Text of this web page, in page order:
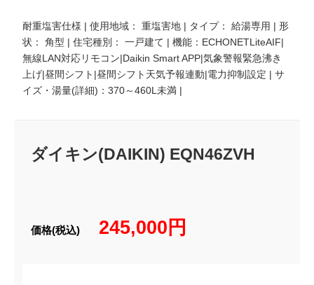
耐重塩害仕様 | 使用地域： 重塩害地 | タイプ： 給湯専用 | 形
状： 角型 | 住宅種別： 一戸建て | 機能：ECHONETLiteAIF|
無線LAN対応リモコン|Daikin Smart APP|気象警報緊急沸き
上げ|昼間シフト|昼間シフト天気予報連動|電力抑制設定 | サ
イズ・湯量(詳細)：370～460L未満 |
ダイキン(DAIKIN) EQN46ZVH
価格(税込)245,000円